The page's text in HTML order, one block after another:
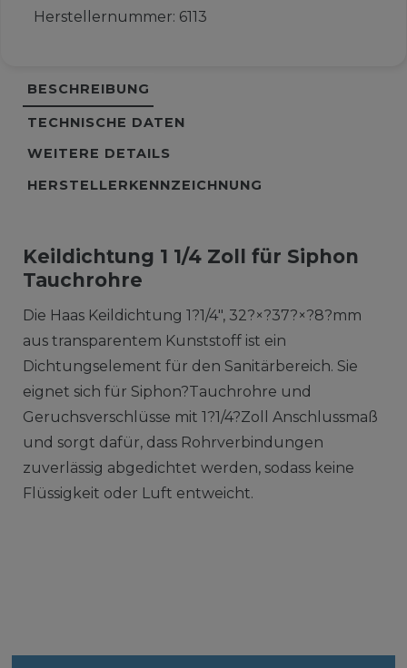
Herstellernummer: 6113
BESCHREIBUNG
TECHNISCHE DATEN
WEITERE DETAILS
HERSTELLERKENNZEICHNUNG
Keildichtung 1 1/4 Zoll für Siphon
Tauchrohre
Die Haas Keildichtung 1?1/4", 32?×?37?×?8?mm
aus transparentem Kunststoff ist ein
Dichtungselement für den Sanitärbereich. Sie
eignet sich für Siphon?Tauchrohre und
Geruchsverschlüsse mit 1?1/4?Zoll Anschlussmaß
und sorgt dafür, dass Rohrverbindungen
zuverlässig abgedichtet werden, sodass keine
Flüssigkeit oder Luft entweicht.